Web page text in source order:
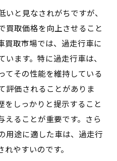
いと見なされがちですが、
買取価格を向上させること
買取市場では、過走行車に
ます。特に過走行車は、
てその性能を維持している
評価されることがありま
をしっかりと提示すること
えることが重要です。さら
用途に適した車は、過走行
やすいのです。